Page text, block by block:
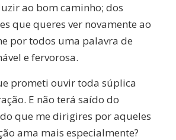
ao bom caminho; dos
que queres ver novamente ao
por todos uma palavra de
e fervorosa.
prometi ouvir toda súplica
E não terá saído do
que me dirigires por aqueles
ama mais especialmente?